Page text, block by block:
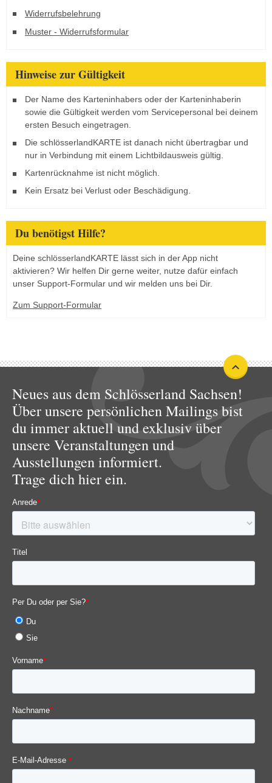
Widerrufsbelehrung
Muster - Widerrufsformular
Hinweise zur Gültigkeit
Der Name des Karteninhabers oder der Karteninhaberin
sowie die Gültigkeit werden vom Servicepersonal bei deinem
ersten Besuch eingetragen.
Die schlösserlandKARTE ist danach nicht übertragbar und
nur in Verbindung mit einem Lichtbildausweis gültig.
Kartenrücknahme ist nicht möglich.
Kein Ersatz bei Verlust oder Beschädigung.
Du benötigst Hilfe?
Deine schlösserlandKARTE lässt sich in der App nicht
aktivieren? Wir helfen Dir gerne weiter, nutze dafür einfach
unser Support-Formular und wir melden uns bei Dir.
Zum Support-Formular
Neues aus dem Schlösserland Sachsen!
Über unsere persönlichen Mailings bist
du immer aktuell und exklusiv über
unsere Veranstaltungen und
Ausstellungen informiert.
Trage dich hier ein.